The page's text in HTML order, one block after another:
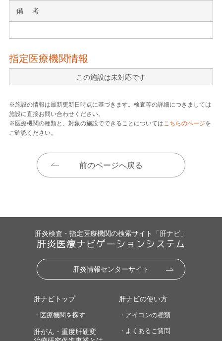
備 考
指定医療機関情報
この施設は未対応です
※施設の情報は最新更新日時点に基づきます。検査等の詳細につきましては
施設に直接お問い合わせください。
※医療機関の種類と、対象の施設でできることについてはこちらのページを
ご確認ください。
前のページへ戻る
肝炎検査・指定医療機関の検索サイト「肝ナビ」
肝炎医療ナビゲーションシステム
肝炎情報センターサイト
肝ナビトップ
・医療機関を探す
肝がん・重度肝硬変
肝ナビの使い方
・アイコンの種類
・よくあるご質問